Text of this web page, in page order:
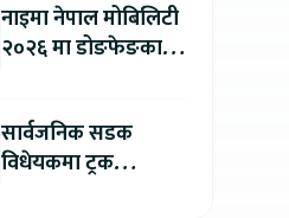
नाइमा नेपाल मोबिलिटी
२०२६ मा डोङफेङका
बुकिङ गर्दा विशेष छुट
सार्वजनिक सडक
विधेयकमा ट्रक